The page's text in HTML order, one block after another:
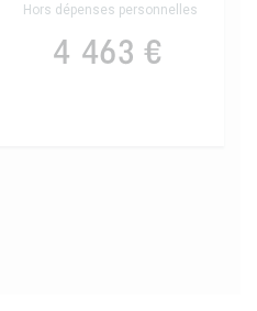
Hors dépenses personnelles
4 463 €